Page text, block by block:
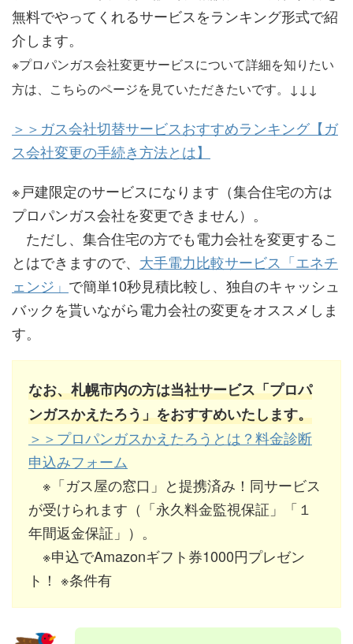
無料でやってくれるサービスをランキング形式で紹
介します。
※プロパンガス会社変更サービスについて詳細を知りたい
方は、こちらのページを見ていただきたいです。↓↓↓
＞＞ガス会社切替サービスおすすめランキング【ガ
ス会社変更の手続き方法とは】
※戸建限定のサービスになります（集合住宅の方は
プロパンガス会社を変更できません）。
ただし、集合住宅の方でも電力会社を変更するこ
とはできますので、 大手電力比較サービス「エネチ
ェンジ」 で簡単10秒見積比較し、独自のキャッシュ
バックを貰いながら電力会社の変更をオススメしま
す。
なお、札幌市内の方は当社サービス「プロパ
ンガスかえたろう」をおすすめいたします。
＞＞プロパンガスかえたろうとは？料金診断
申込みフォーム
※「ガス屋の窓口」と提携済み！同サービス
が受けられます（「永久料金監視保証」「１
年間返金保証」）。
※申込でAmazonギフト券1000円プレゼン
ト！ ※条件有